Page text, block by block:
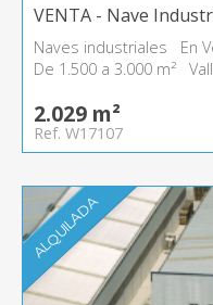
VENTA - Nave
Naves industriales En
De 1.500 a 3.000 m²
2.029 m²
Ref. W17107
ALQUILADA